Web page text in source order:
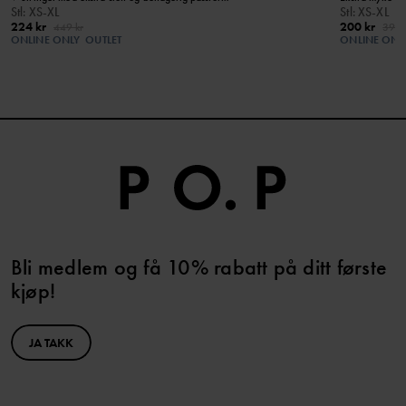
Stl : XS-XL
224 kr
ONLINE ONLY OUTLET
Stl : XS-XL
200 kr
ONLINE
Bli medlem og få 10% rabatt på ditt første
kjøp!
JA TAKK